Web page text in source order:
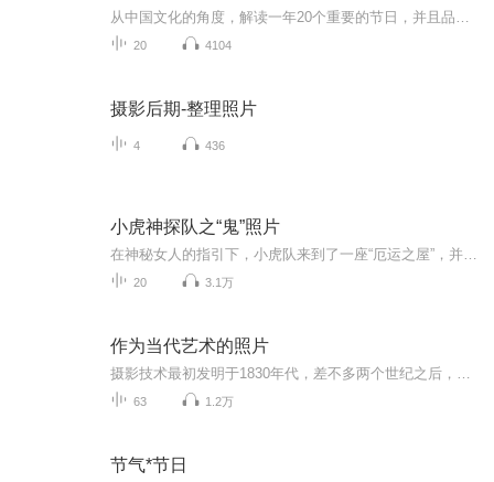
20 4104
摄影后期-整理照片
4 436
小虎神探队之“鬼”照片
20 3.1万
作为当代艺术的照片
63 1.2万
节气*节日